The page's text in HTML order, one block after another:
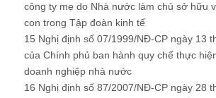
công ty mẹ do Nhà nước làm chủ sở hữu
con trong Tập đoàn kinh tế
15 Nghị định số 07/1999/NĐ-CP ngày 13
của Chính phủ ban hành quy chế thực
doanh nghiệp nhà nước
16 Nghị định số 87/2007/NĐ-CP ngày 28